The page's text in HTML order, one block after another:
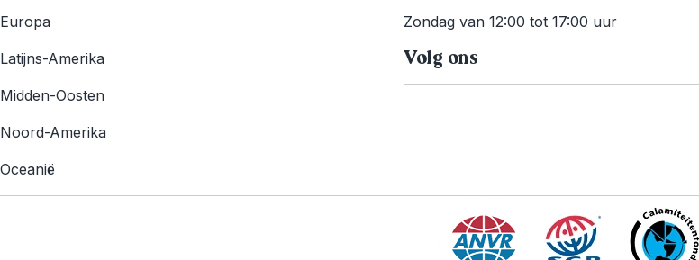
Europa
Latijns-Amerika
Midden-Oosten
Noord-Amerika
Oceanië
Zondag van 12:00 tot 17:00 uur
Volg ons